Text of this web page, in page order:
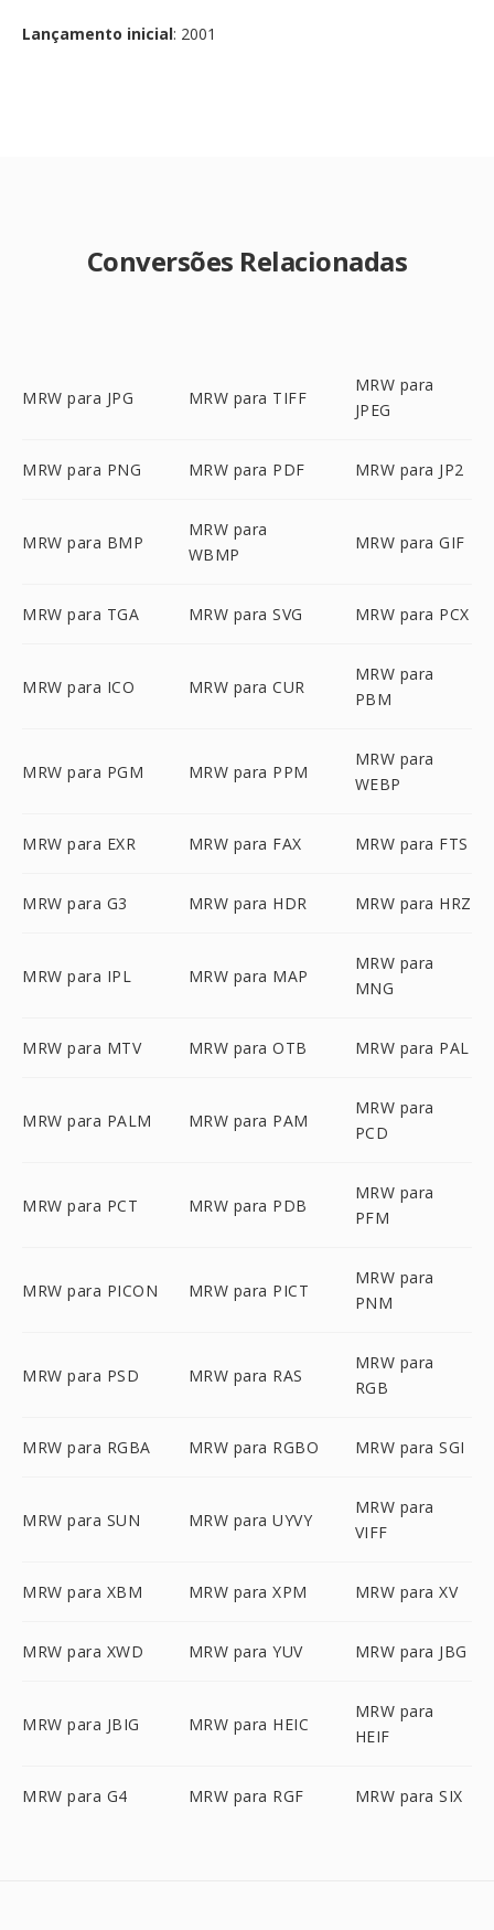
Lançamento inicial: 2001
Conversões Relacionadas
MRW para JPG MRW para TIFF
MRW para
JPEG
MRW para PNG MRW para PDF MRW para JP2
MRW para BMP
MRW para
WBMP
MRW para GIF
MRW para TGA MRW para SVG MRW para PCX
MRW para ICO MRW para CUR
MRW para
PBM
MRW para PGM MRW para PPM
MRW para
WEBP
MRW para EXR MRW para FAX MRW para FTS
MRW para G3 MRW para HDR MRW para HRZ
MRW para IPL MRW para MAP
MRW para
MNG
MRW para MTV MRW para OTB MRW para PAL
MRW para PALM MRW para PAM
MRW para
PCD
MRW para PCT MRW para PDB
MRW para
PFM
MRW para PICON MRW para PICT
MRW para
PNM
MRW para PSD MRW para RAS
MRW para
RGB
MRW para RGBA MRW para RGBO MRW para SGI
MRW para SUN MRW para UYVY
MRW para
VIFF
MRW para XBM MRW para XPM MRW para XV
MRW para XWD MRW para YUV MRW para JBG
MRW para JBIG MRW para HEIC
MRW para
HEIF
MRW para G4 MRW para RGF MRW para SIX